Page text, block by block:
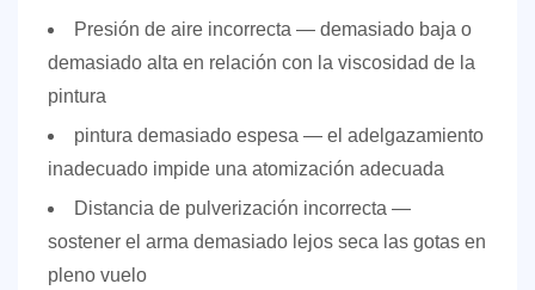
adecuada
Errores
distancia
de
pulverización,
velocidad
de
Presión de aire incorrecta — demasiado baja o
demasiado alta en relación con la viscosidad de la
pintura
pintura demasiado espesa — el adelgazamiento
inadecuado impide una atomización adecuada
Distancia de pulverización incorrecta —
sostener el arma demasiado lejos seca las gotas en
pleno vuelo